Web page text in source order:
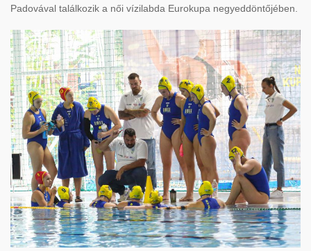
Padovával találkozik a női vízilabda Eurokupa negyeddöntőjében.